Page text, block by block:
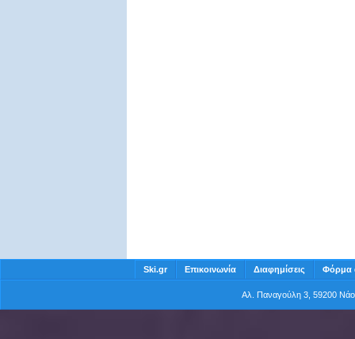
Ski.gr Επικοινωνία Διαφημίσεις Φόρμα
Αλ. Παναγούλη 3, 59200